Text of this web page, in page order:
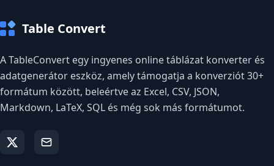
Table Convert
A TableConvert egy ingyenes online táblázat konverter és
adatgenerátor eszköz, amely támogatja a konverziót 30+
formátum között, beleértve az Excel, CSV, JSON,
Markdown, LaTeX, SQL és még sok más formátumot.